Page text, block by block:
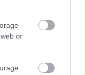
or ne raztopi
Nato dodajte
Med kuhanjem